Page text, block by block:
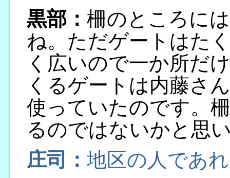
黒部： 柵のところに
ね。ただゲートはた
く広いので一か所だ
くるゲートは内藤さ
使っていたのです。
るのではないかと思
庄司： 地区の人であ